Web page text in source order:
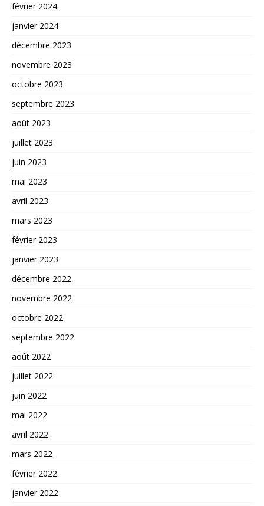
février 2024
janvier 2024
décembre 2023
novembre 2023
octobre 2023
septembre 2023
août 2023
juillet 2023
juin 2023
mai 2023
avril 2023
mars 2023
février 2023
janvier 2023
décembre 2022
novembre 2022
octobre 2022
septembre 2022
août 2022
juillet 2022
juin 2022
mai 2022
avril 2022
mars 2022
février 2022
janvier 2022